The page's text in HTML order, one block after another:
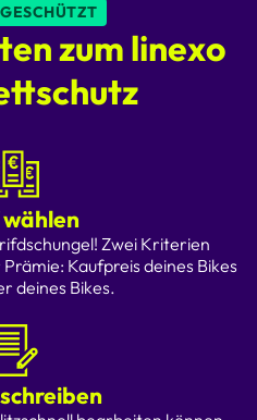
zum linexo
Zwei Kriterien
Kaufpreis deines Bikes
deines Bikes.